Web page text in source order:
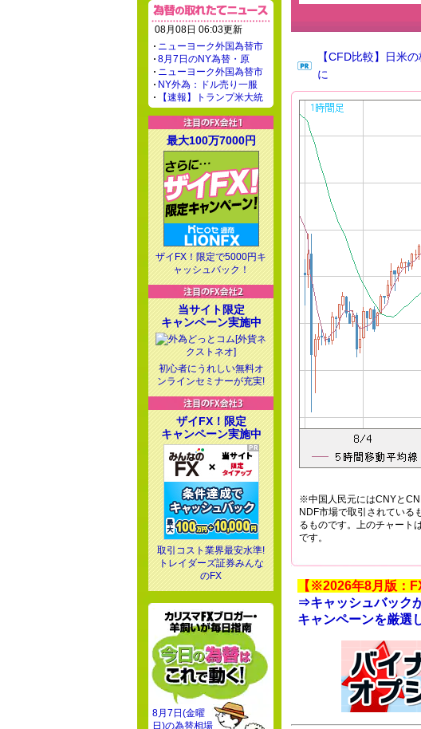
【CFD比較】日米
に
※中国人民元にはCNYと
NDF市場で取引されている
るものです。上のチャート
です。
【※2026年8月版：
⇒キャッシュバック
キャンペーンを厳選
08月08日 06:03更新
ニューヨーク外国為替市
8月7日のNY為替・原
ニューヨーク外国為替市
NY外為：ドル売り一服
【速報】トランプ米大統
最大100万7000円
ザイFX！限定で5000円キ
ャッシュバック！
当サイト限定
キャンペーン実施中
初心者にうれしい無料オ
ンラインセミナーが充実!
ザイFX！限定
キャンペーン実施中
取引コスト業界最安水準!
トレイダーズ証券みんな
のFX
8月7日(金曜
日)の為替相場